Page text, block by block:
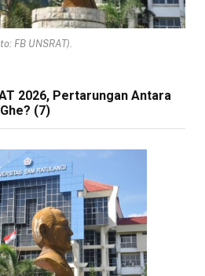
FB UNSRAT).
2026, Pertarungan Antara
(7)